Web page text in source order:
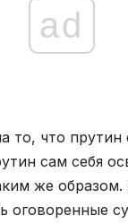
ad
то, что
сам себя
же
оговоренные